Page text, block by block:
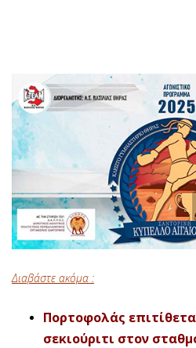
Διαβάστε ακόμα :
Πορτοφολάς
σεκιούριτι στον